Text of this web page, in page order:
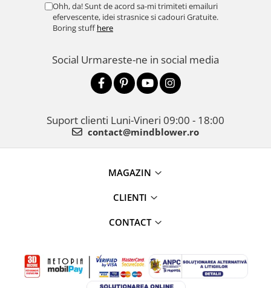
Ohh, da! Sunt de acord sa-mi trimiteti emailuri
efervescente, idei strasnice si cadouri Gratuite.
Boring stuffhere
Social Urmareste-ne in social media
Suport clienti Luni-Vineri 09:00 - 18:00
contact@mindblower.ro
MAGAZIN
CLIENTI
CONTACT